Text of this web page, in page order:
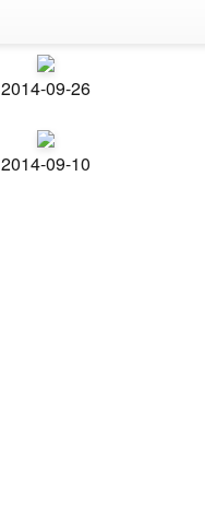
2014-09-26
2014-09-10